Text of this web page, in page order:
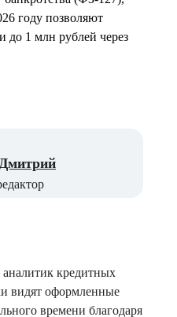
году позволяют
до 1 млн рублей через
кредитных
видят оформленные
времени благодаря